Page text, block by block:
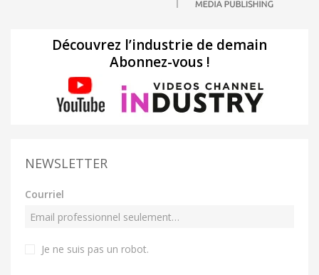
Découvrez l’industrie de demain
Abonnez-vous !
NEWSLETTER
Courriel
Je ne suis pas un robot.